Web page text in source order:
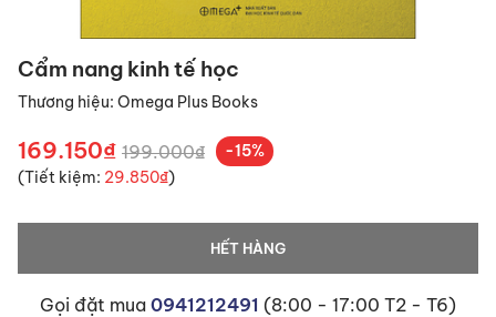
Cẩm nang kinh tế học
Thương hiệu: Omega Plus Books
169.150₫ 199.000₫
-15%
(Tiết kiệm: 29.850₫)
HẾT HÀNG
Gọi đặt mua 0941212491 (8:00 - 17:00 T2 - T6)